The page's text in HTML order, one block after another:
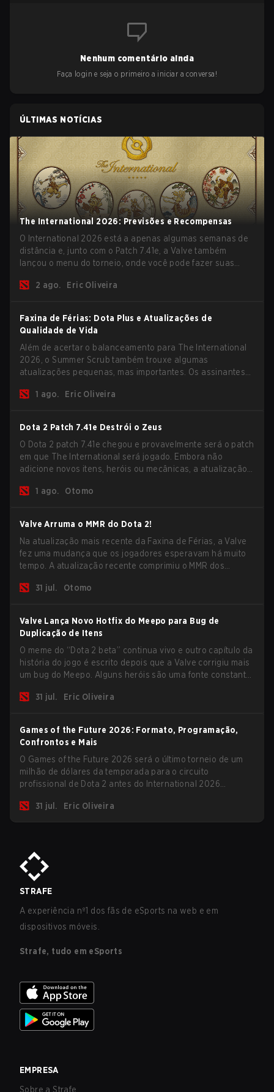
Nenhum comentário ainda
Faça login e seja o primeiro a iniciar a conversa!
ÚLTIMAS NOTÍCIAS
The International 2026: Previsões e Recompensas
O International 2026 está a apenas algumas semanas de
distância e, junto com o Patch 7.41e, a Valve também
lançou o menu do torneio, onde você pode fazer suas
recompensas deste ano.
2 ago. Eric Oliveira
Faxina de Férias: Dota Plus e Atualizações de
Qualidade de Vida
Além de acertar o balanceamento para The International
2026, o Summer Scrub também trouxe algumas
atualizações pequenas, mas importantes. Os assinantes
jogo e agora todos os jogadores podem vincular teclas de
1 ago. Eric Oliveira
Dota 2 Patch 7.41e Destrói o Zeus
O Dota 2 patch 7.41e chegou e provavelmente será o patch
em que The International será jogado. Embora não
adicione novos itens, heróis ou mecânicas, a atualização
maiores problemas do jogo.
1 ago. Otomo
Valve Arruma o MMR do Dota 2!
Na atualização mais recente da Faxina de Férias, a Valve
fez uma mudança que os jogadores esperavam há muito
tempo. A atualização recente comprimiu o MMR dos
31 jul.
Otomo
Valve Lança Novo Hotfix do Meepo para Bug de
Duplicação de Itens
O meme do “Dota 2 beta” continua vivo e outro capítulo da
história do jogo é escrito depois que a Valve corrigiu mais
um bug do Meepo. Alguns heróis são uma fonte constante
Meepo são os mais afetados por esses problemas.
31 jul. Eric Oliveira
Games of the Future 2026: Formato, Programação,
Confrontos e Mais
O Games of the Future 2026 será o último torneio de um
milhão de dólares da temporada para o circuito
profissional de Dota 2 antes do International 2026
maioria das maiores equipes não participará do evento,
mas ainda temos alguns competidores interessantes,
31 jul. Eric Oliveira
STRAFE
A experiência nº1 dos fãs de eSports na web e em
dispositivos móveis.
Strafe, tudo em eSports
EMPRESA
Sobre a Strafe